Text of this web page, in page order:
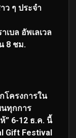
ว ๆ ประจำ
เบล อัพเลเวล
8 ชม.
โครงการใน
นทุกการ
” 6-12 ธ.ค. นี้
Gift Festival